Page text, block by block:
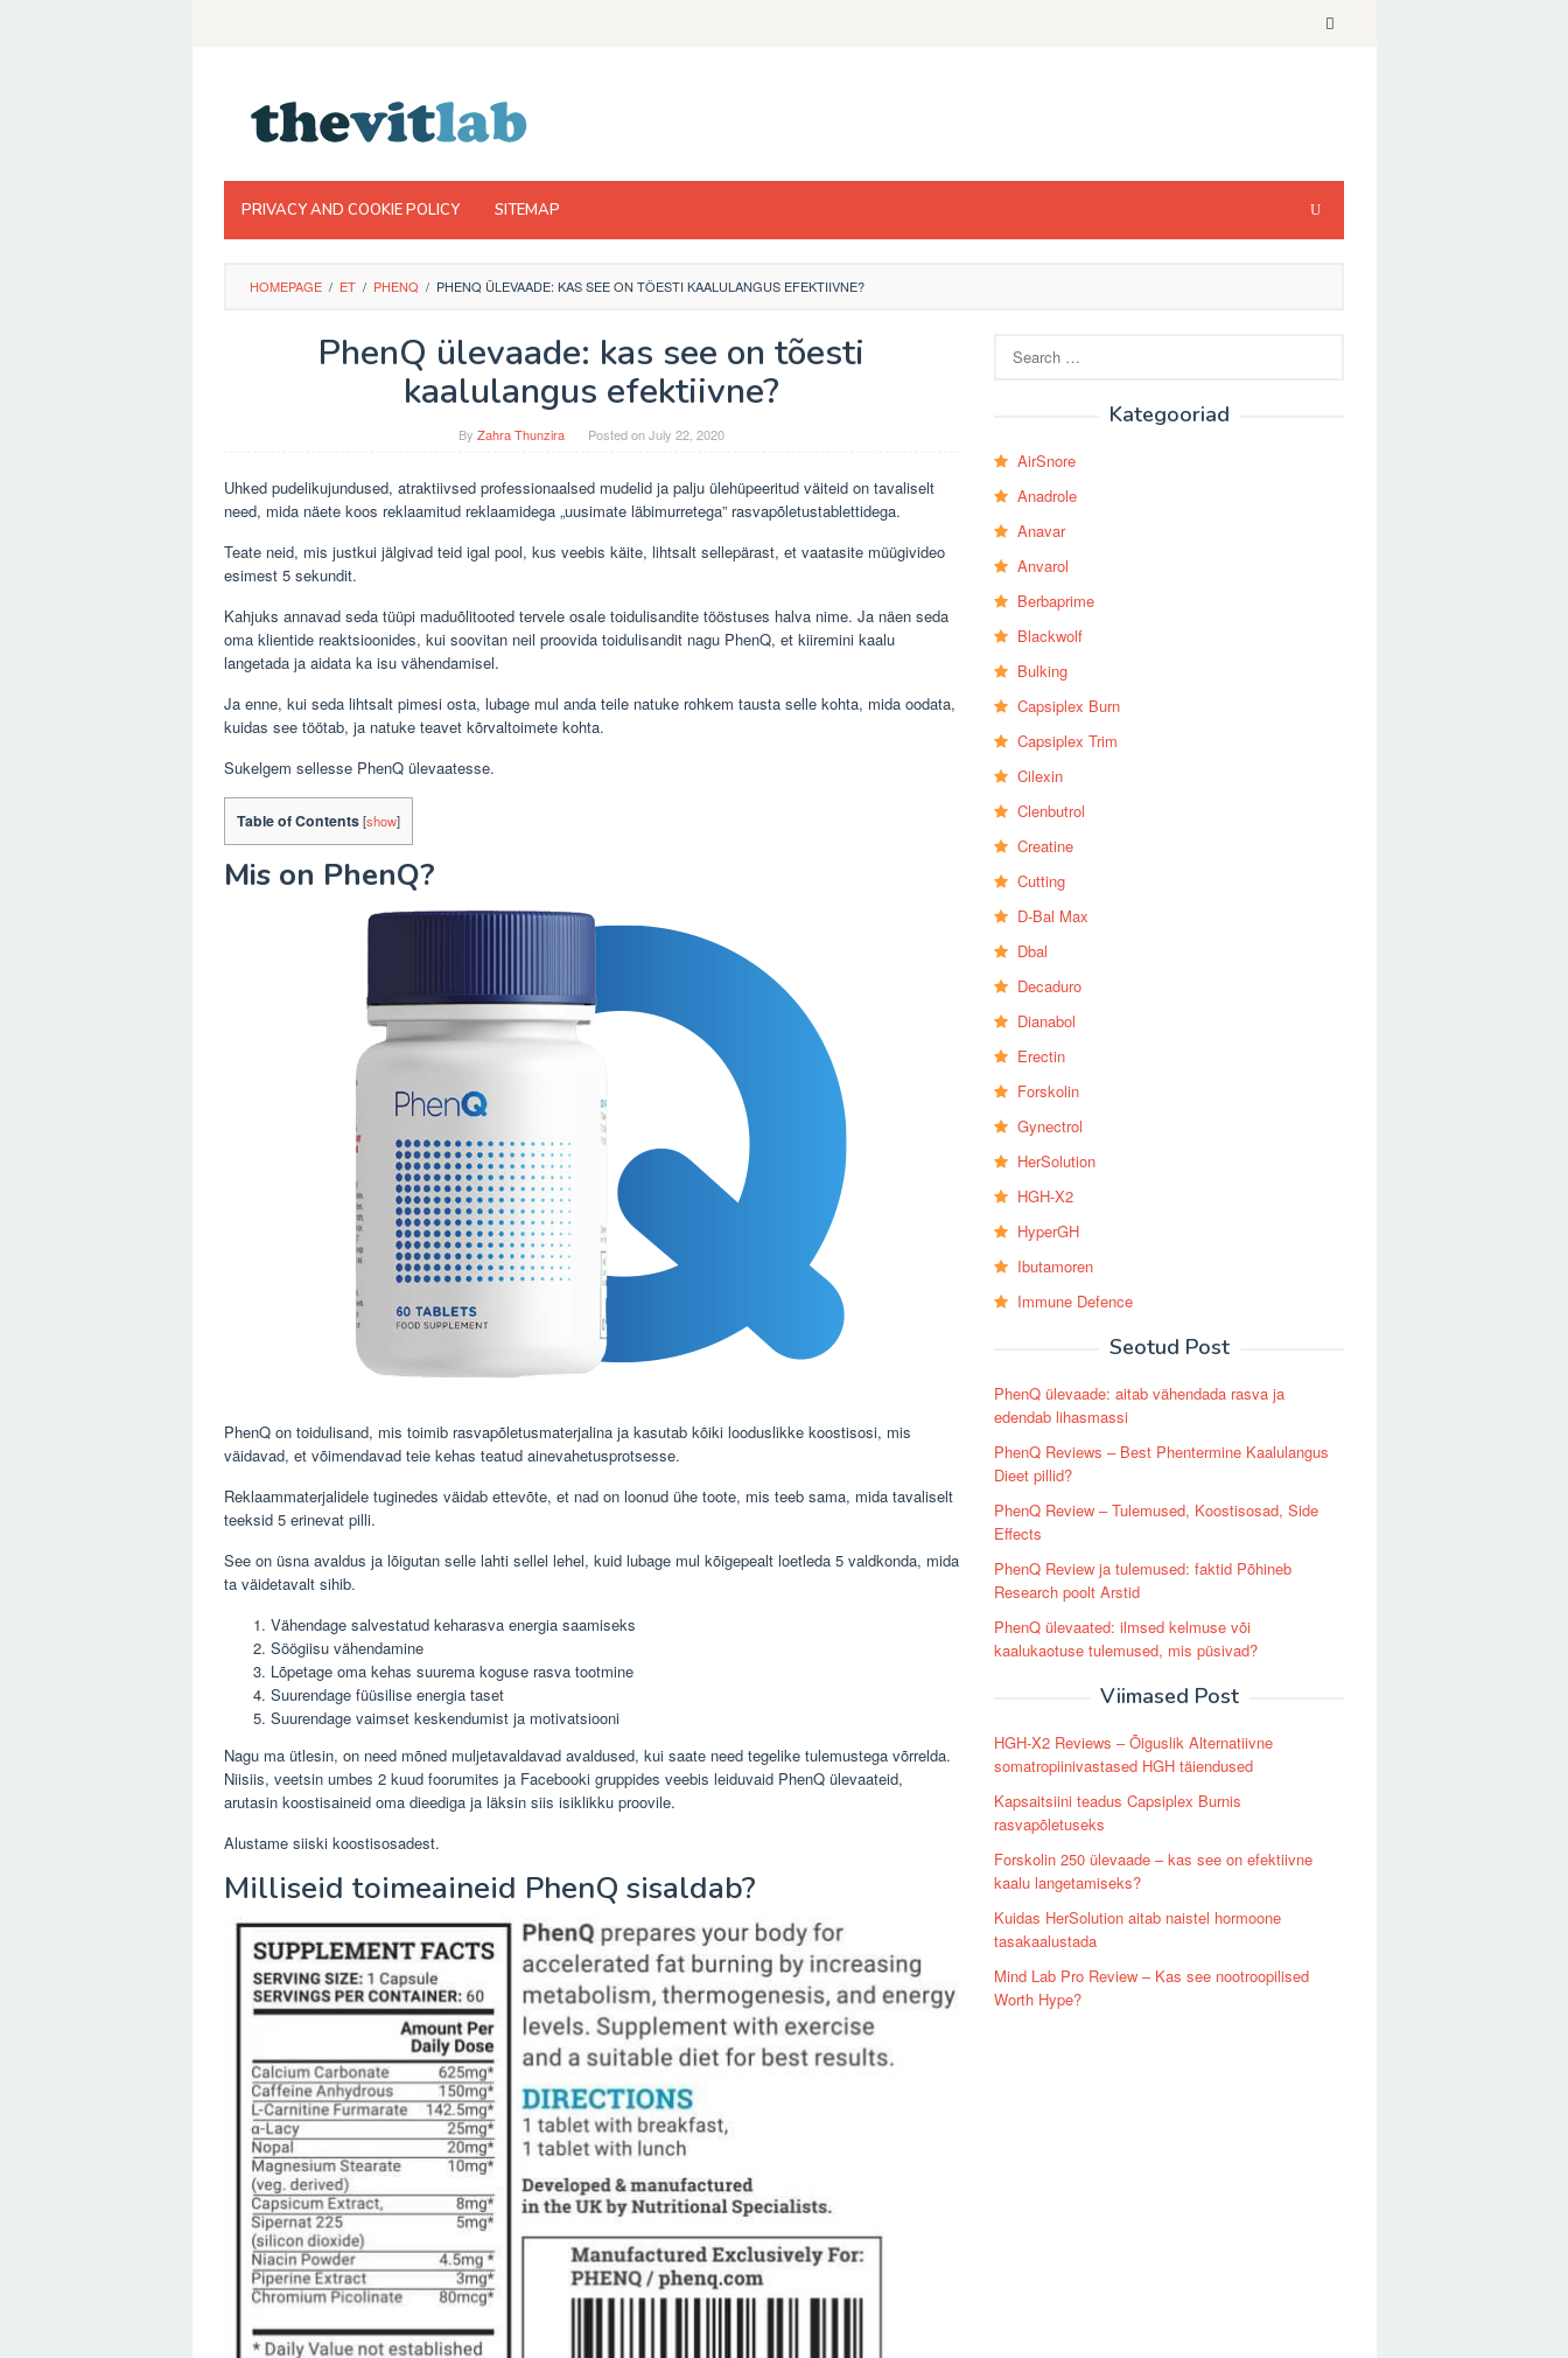
PRIVACY AND COOKIE POLICY SITEMAP
HOMEPAGE / ET / PHENQ / PHENQ ÜLEVAADE: KAS SEE ON TÕESTI KAALULANGUS EFEKTIIVNE?
PhenQ ülevaade: kas see on tõesti
kaalulangus efektiivne?
By Zahra Thunzira Posted onJuly 22, 2020
Uhked pudelikujundused, atraktiivsed professionaalsed mudelid ja palju ülehüpeeritud väiteid on tavaliselt
need, mida näete koos reklaamitud reklaamidega „uusimate läbimurretega” rasvapõletustablettidega.
Teate neid, mis justkui jälgivad teid igal pool, kus veebis käite, lihtsalt sellepärast, et vaatasite müügivideo
esimest 5 sekundit.
Kahjuks annavad seda tüüpi maduõlitooted tervele osale toidulisandite tööstuses halva nime. Ja näen seda
oma klientide reaktsioonides, kui soovitan neil proovida toidulisandit nagu PhenQ, et kiiremini kaalu
langetada ja aidata ka isu vähendamisel.
Ja enne, kui seda lihtsalt pimesi osta, lubage mul anda teile natuke rohkem tausta selle kohta, mida oodata,
kuidas see töötab, ja natuke teavet kõrvaltoimete kohta.
Sukelgem sellesse PhenQ ülevaatesse.
Table of Contents[show]
Mis on PhenQ?
PhenQ on toidulisand, mis toimib rasvapõletusmaterjalina ja kasutab kõiki looduslikke koostisosi, mis
väidavad, et võimendavad teie kehas teatud ainevahetusprotsesse.
Reklaammaterjalidele tuginedes väidab ettevõte, et nad on loonud ühe toote, mis teeb sama, mida tavaliselt
teeksid 5 erinevat pilli.
See on üsna avaldus ja lõigutan selle lahti sellel lehel, kuid lubage mul kõigepealt loetleda 5 valdkonda, mida
ta väidetavalt sihib.
Vähendage salvestatud keharasva energia saamiseks
Söögiisu vähendamine
Lõpetage oma kehas suurema koguse rasva tootmine
Suurendage füüsilise energia taset
Suurendage vaimset keskendumist ja motivatsiooni
Nagu ma ütlesin, on need mõned muljetavaldavad avaldused, kui saate need tegelike tulemustega võrrelda.
Niisiis, veetsin umbes 2 kuud foorumites ja Facebooki gruppides veebis leiduvaid PhenQ ülevaateid,
arutasin koostisaineid oma dieediga ja läksin siis isiklikku proovile.
Alustame siiski koostisosadest.
Milliseid toimeaineid PhenQ sisaldab?
for:
Kategooriad
AirSnore
Anadrole
Anavar
Anvarol
Berbaprime
Blackwolf
Bulking
Capsiplex Burn
Capsiplex Trim
Cilexin
Clenbutrol
Creatine
Cutting
D-Bal Max
Dbal
Decaduro
Dianabol
Erectin
Forskolin
Gynectrol
HerSolution
HGH-X2
HyperGH
Ibutamoren
Immune Defence
Seotud Post
PhenQ ülevaade: aitab vähendada rasva ja
edendab lihasmassi
PhenQ Reviews – Best Phentermine Kaalulangus
Dieet pillid?
PhenQ Review – Tulemused, Koostisosad, Side
Effects
PhenQ Review ja tulemused: faktid Põhineb
Research poolt Arstid
PhenQ ülevaated: ilmsed kelmuse või
kaalukaotuse tulemused, mis püsivad?
Viimased Post
HGH-X2 Reviews – Õiguslik Alternatiivne
somatropiinivastased HGH täiendused
Kapsaitsiini teadus Capsiplex Burnis
rasvapõletuseks
Forskolin 250 ülevaade – kas see on efektiivne
kaalu langetamiseks?
Kuidas HerSolution aitab naistel hormoone
tasakaalustada
Mind Lab Pro Review – Kas see nootroopilised
Worth Hype?